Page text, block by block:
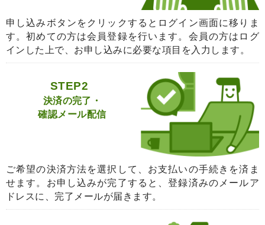
申し込みボタンをクリックするとログイン画面に移りま
す。初めての方は会員登録を行います。会員の方はログ
インした上で、お申し込みに必要な項目を入力します。
STEP2
決済の完了・
確認メール配信
ご希望の決済方法を選択して、お支払いの手続きを済ま
せます。お申し込みが完了すると、登録済みのメールア
ドレスに、完了メールが届きます。